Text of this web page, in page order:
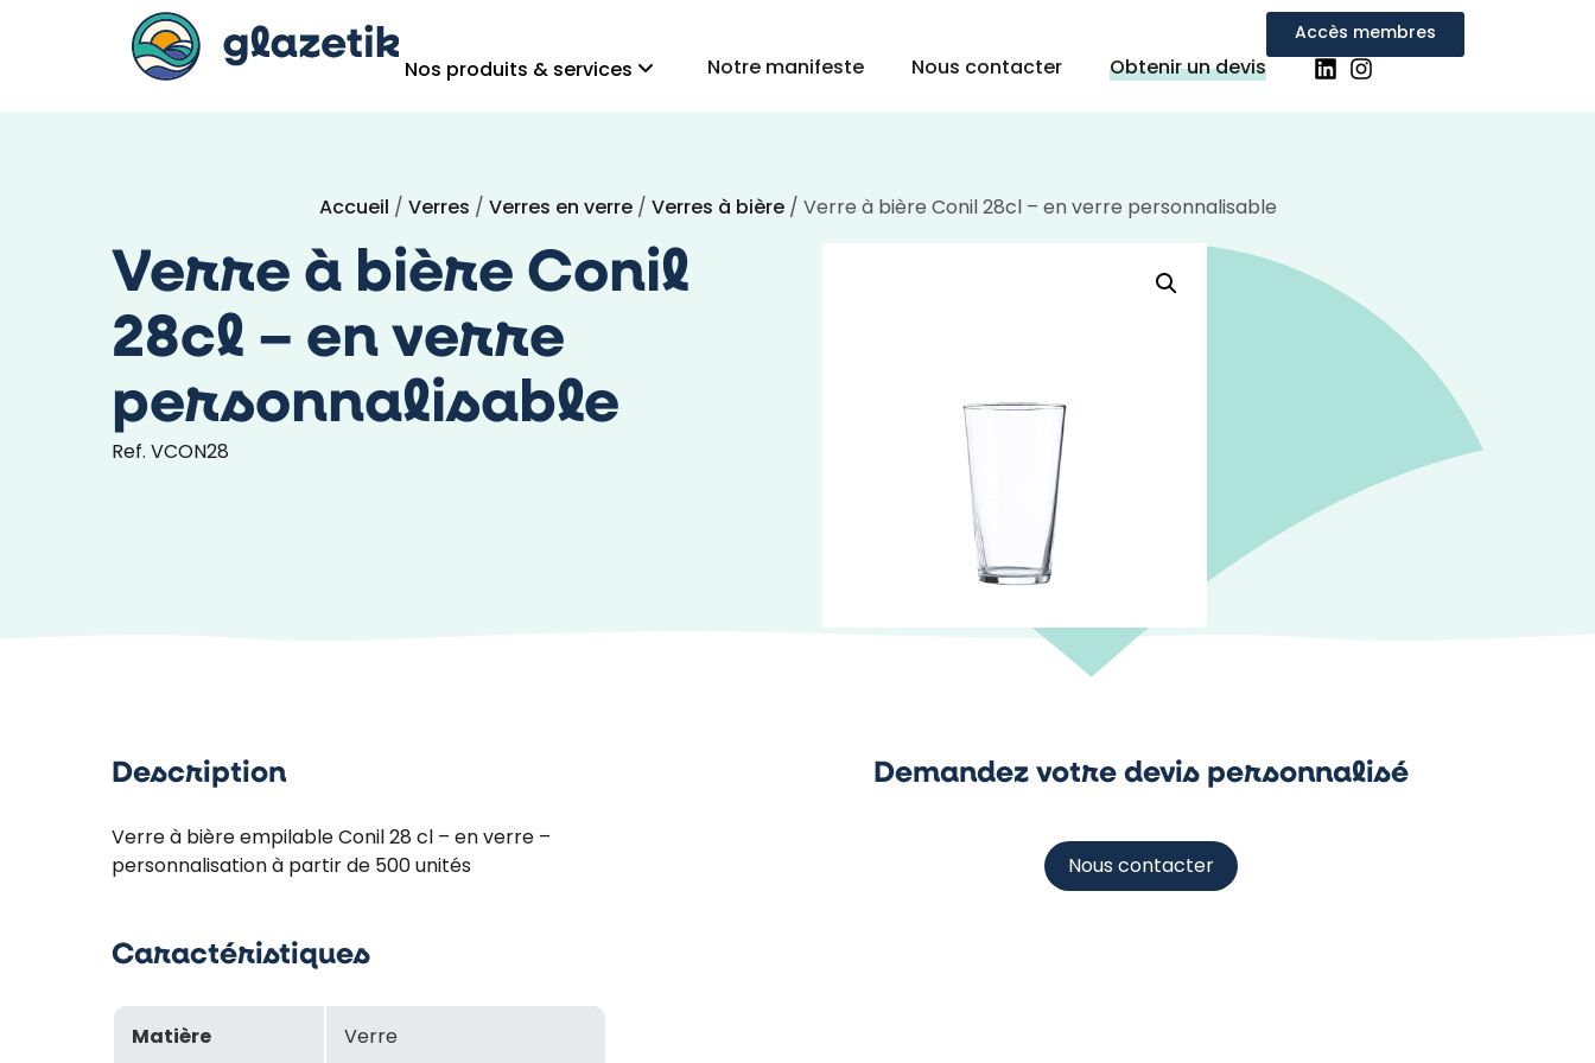
Accès membres
Nos produits & services Notre manifeste Nous contacter Obtenir un devis
Accueil / Verres / Verres en verre/ Verres à bière/ Verre à bière Conil 28cl – en verre personnalisable
Verre à bière Conil
28cl – en verre
personnalisable
Ref. VCON28
Description
Verre à bière empilable Conil 28 cl – en verre –
personnalisation à partir de 500 unités
Caractéristiques
Matière Verre
Demandez votre devis personnalisé
Nous contacter